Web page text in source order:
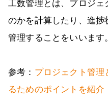
工数管理とは、プロジ
のかを計算したり、進
管理することをいいます。
参考： プロジェクト管理
るためのポイントを紹介